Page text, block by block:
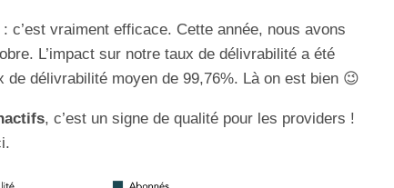
c’est vraiment efficace. Cette année, nous avons
L’impact sur notre taux de délivrabilité a été
de délivrabilité moyen de 99,76%. Là on est bien 😉
, c’est un signe de qualité pour les providers !